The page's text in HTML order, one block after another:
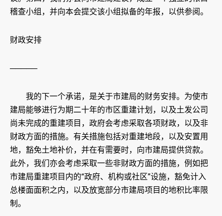
稽查小组，并向本会提交该小组拟备的年报，以供参阅。
财政安排
─────
我的下一个承诺，是关于市建局的财务安排。为使市
建局能够进行为期二十年的市区重建计划，以及土发公司
尚未完成的重建项目，政府会考虑采取各项财政，以及非
财政方面的措施。有关措施包括对重建地段，以及安置用
地，豁免土地补价，并在有需要时，向市建局提供贷款。
此外，我们亦会考虑采取一些非财政方面的措施，例如把
市建局重建项目内的“政府、机构或社区”设施，豁免计入
总楼面面积之内，以及放宽部分市建局项目的地积比率限
制。